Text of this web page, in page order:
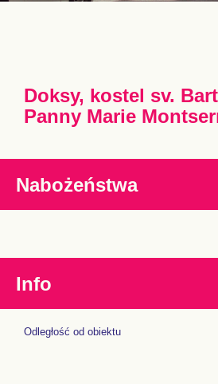
Doksy, kostel sv.
Panny Marie
Nabożeństwa
Info
Odległość od obiektu